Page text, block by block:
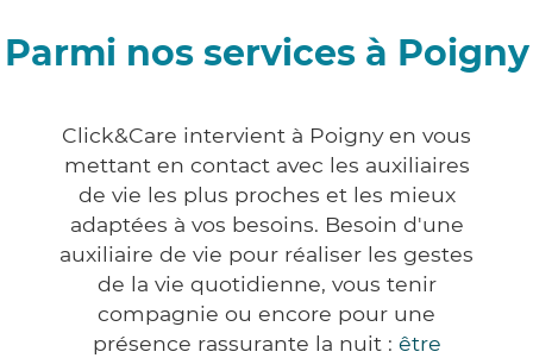
Parmi nos services à Poigny
Click&Care intervient à Poigny en vous
mettant en contact avec les auxiliaires
de vie les plus proches et les mieux
adaptées à vos besoins. Besoin d'une
auxiliaire de vie pour réaliser les gestes
de la vie quotidienne, vous tenir
compagnie ou encore pour une
présence rassurante la nuit : être